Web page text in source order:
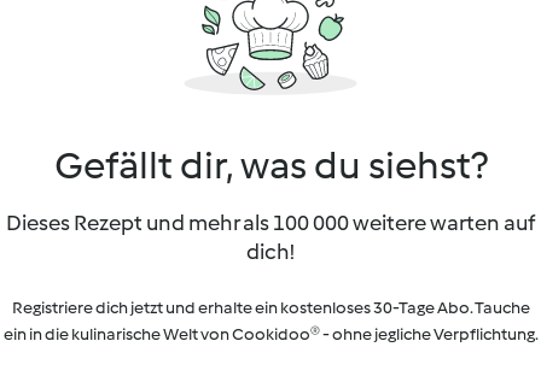
Gefällt dir, was du siehst?
Dieses Rezept und mehr als 100 000 weitere warten auf
dich!
Registriere dich jetzt und erhalte ein kostenloses 30-Tage Abo. Tauche
ein in die kulinarische Welt von Cookidoo® - ohne jegliche Verpflichtung.